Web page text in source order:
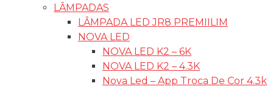
LÂMPADAS
LÂMPADA LED JR8 PREMIILIM
NOVA LED
NOVA LED K2 – 6K
NOVA LED K2 – 4.3K
Nova Led – App Troca De Cor 4.3k